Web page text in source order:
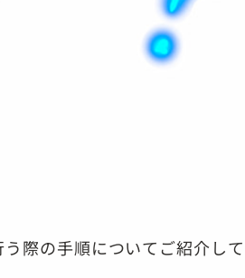
際の手順についてご紹介し